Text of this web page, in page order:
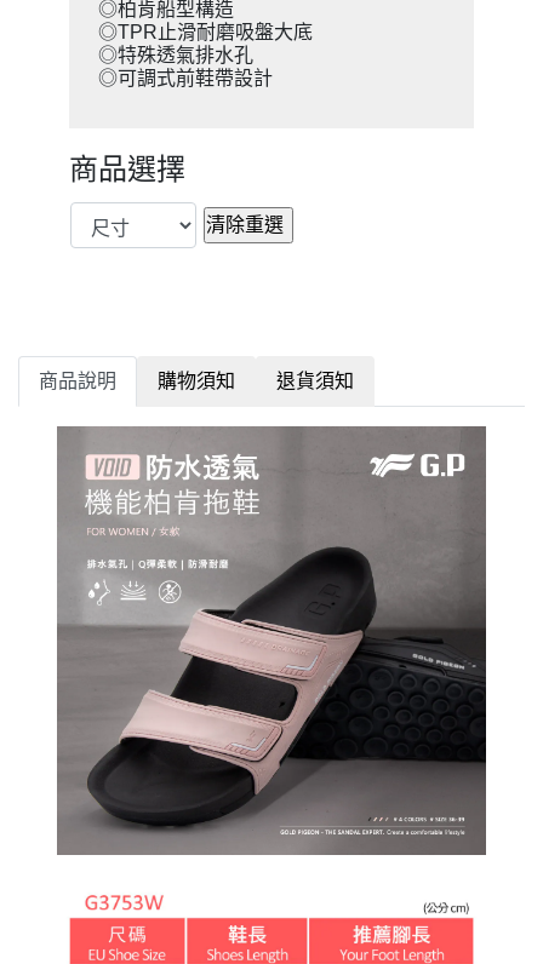
◎柏肯船型構造
◎TPR止滑耐磨吸盤大底
◎特殊透氣排水孔
◎可調式前鞋帶設計
商品選擇
商品說明 購物須知 退貨須知